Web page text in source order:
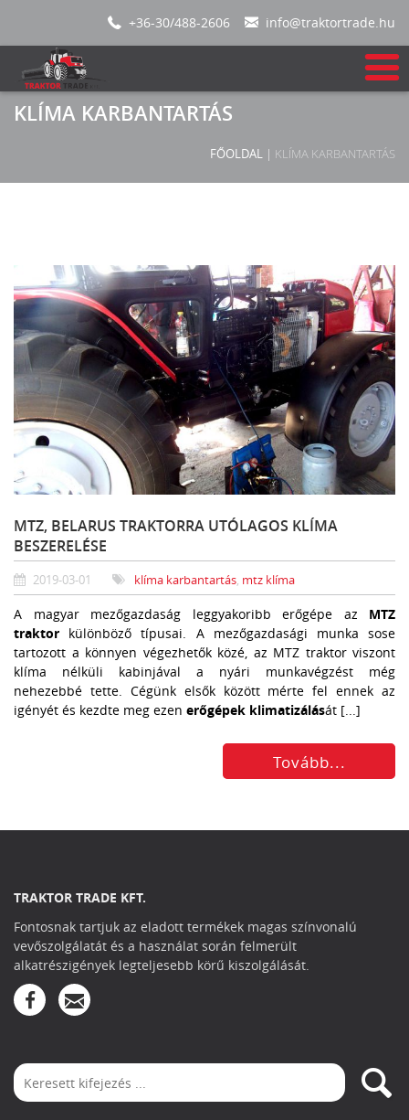
+36-30/488-2606 info@traktortrade.hu
KLÍMA KARBANTARTÁS
FŐOLDAL | KLÍMA KARBANTARTÁS
MTZ, BELARUS TRAKTORRA UTÓLAGOS KLÍMA
BESZERELÉSE
2019-03-01 klíma karbantartás, mtz klíma
A magyar mezőgazdaság leggyakoribb erőgépe az MTZ
traktor különböző típusai. A mezőgazdasági munka sose
tartozott a könnyen végezhetők közé, az MTZ traktor viszont
klíma nélküli kabinjával a nyári munkavégzést még
nehezebbé tette. Cégünk elsők között mérte fel ennek az
igényét és kezdte meg ezen erőgépek klimatizálását [...]
Tovább...
TRAKTOR TRADE KFT.
Fontosnak tartjuk az eladott termékek magas színvonalú
vevőszolgálatát és a használat során felmerült
alkatrészigények legteljesebb körű kiszolgálását.